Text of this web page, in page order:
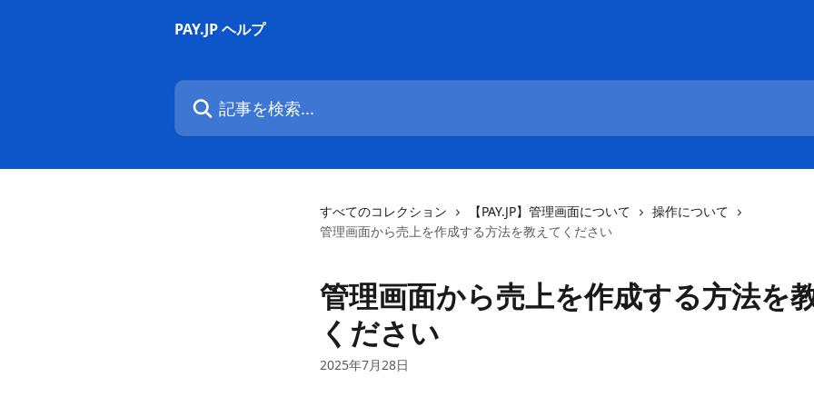
PAY.JP ヘルプ
記事を検索...
すべてのコレクション 【PAY.JP】管理画面について
操作について
管理画面から売上を作成する方法を教えてください
管理画面から売上を作成する方法を
ください
2025年7月28日